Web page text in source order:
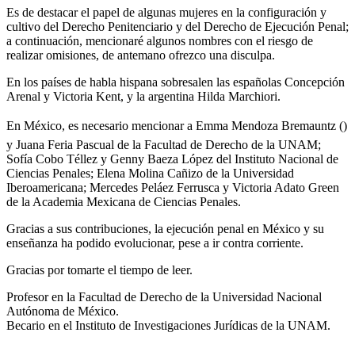
Threads
Es de destacar el papel de algunas mujeres en la configuración y
cultivo del Derecho Penitenciario y del Derecho de Ejecución Penal;
a continuación, mencionaré algunos nombres con el riesgo de
realizar omisiones, de antemano ofrezco una disculpa.
En los países de habla hispana sobresalen las españolas Concepción
Arenal y Victoria Kent, y la argentina Hilda Marchiori.
En México, es necesario mencionar a Emma Mendoza Bremauntz ()
y Juana Feria Pascual de la Facultad de Derecho de la UNAM;
Sofía Cobo Téllez y Genny Baeza López del Instituto Nacional de
Ciencias Penales; Elena Molina Cañizo de la Universidad
Iberoamericana; Mercedes Peláez Ferrusca y Victoria Adato Green
de la Academia Mexicana de Ciencias Penales.
Gracias a sus contribuciones, la ejecución penal en México y su
enseñanza ha podido evolucionar, pese a ir contra corriente.
Gracias por tomarte el tiempo de leer.
Profesor en la Facultad de Derecho de la Universidad Nacional
Autónoma de México.
Becario en el Instituto de Investigaciones Jurídicas de la UNAM.